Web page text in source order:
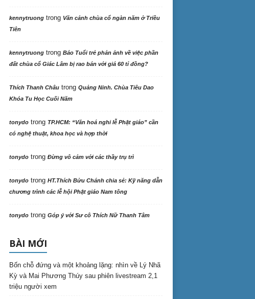
kennytruongtrong Vãn cảnh chùa cổ ngàn năm ở Triều
Tiên
kennytruongtrong Báo Tuổi trẻ phản ảnh về việc phần
đất chùa cổ Giác Lâm bị rao bán với giá 60 tỉ đồng?
Thích Thanh Châutrong Quảng Ninh. Chùa Tiêu Dao
Khóa Tu Học Cuối Năm
tonydotrong TP.HCM: “Văn hoá nghi lễ Phật giáo” cần
có nghệ thuật, khoa học và hợp thời
tonydotrong Đừng vô cảm với các thầy trụ trì
tonydotrong HT.Thích Bửu Chánh chia sẻ: Kỹ năng dẫn
chương trình các lễ hội Phật giáo Nam tông
tonydotrong Góp ý với Sư cô Thích Nữ Thanh Tâm
BÀI MỚI
Bốn chỗ đứng và một khoảng lặng: nhìn về Lý Nhã
Kỳ và Mai Phương Thúy sau phiên livestream 2,1
triệu người xem